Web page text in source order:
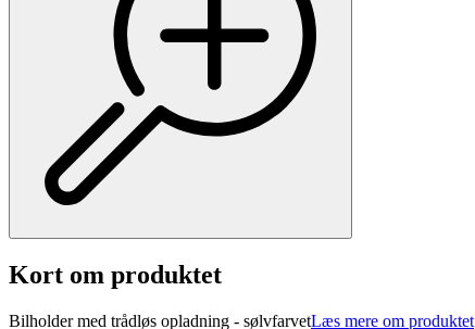
Kort om produktet
Bilholder med trådløs opladning - sølvfarvetLæs mere om produktet